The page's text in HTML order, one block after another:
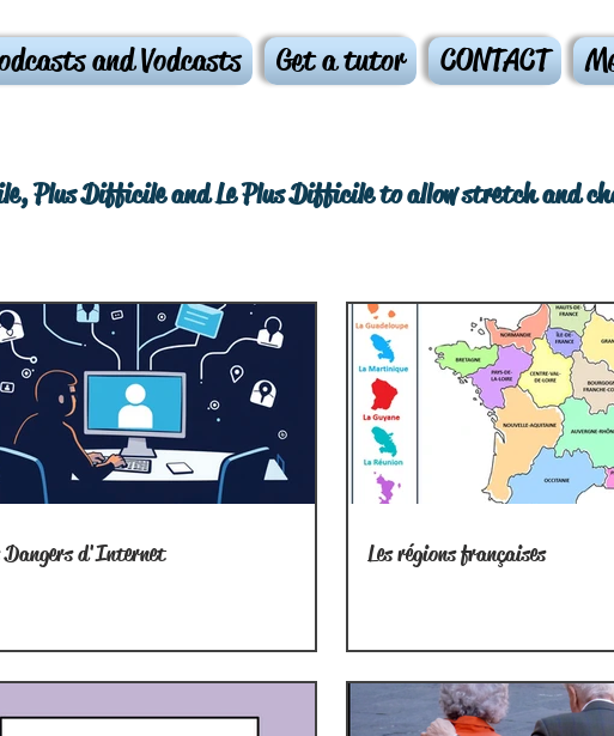
and Vodcasts Get a tutor CONTACT
Plus Difficile and Le Plus Difficile to allow stretch and
Dangers d'Internet Les régions françaises